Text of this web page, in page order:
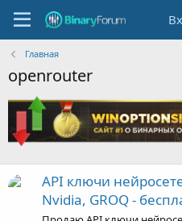
Главная
openrouter
API ключи
Nvidia, GROQ -